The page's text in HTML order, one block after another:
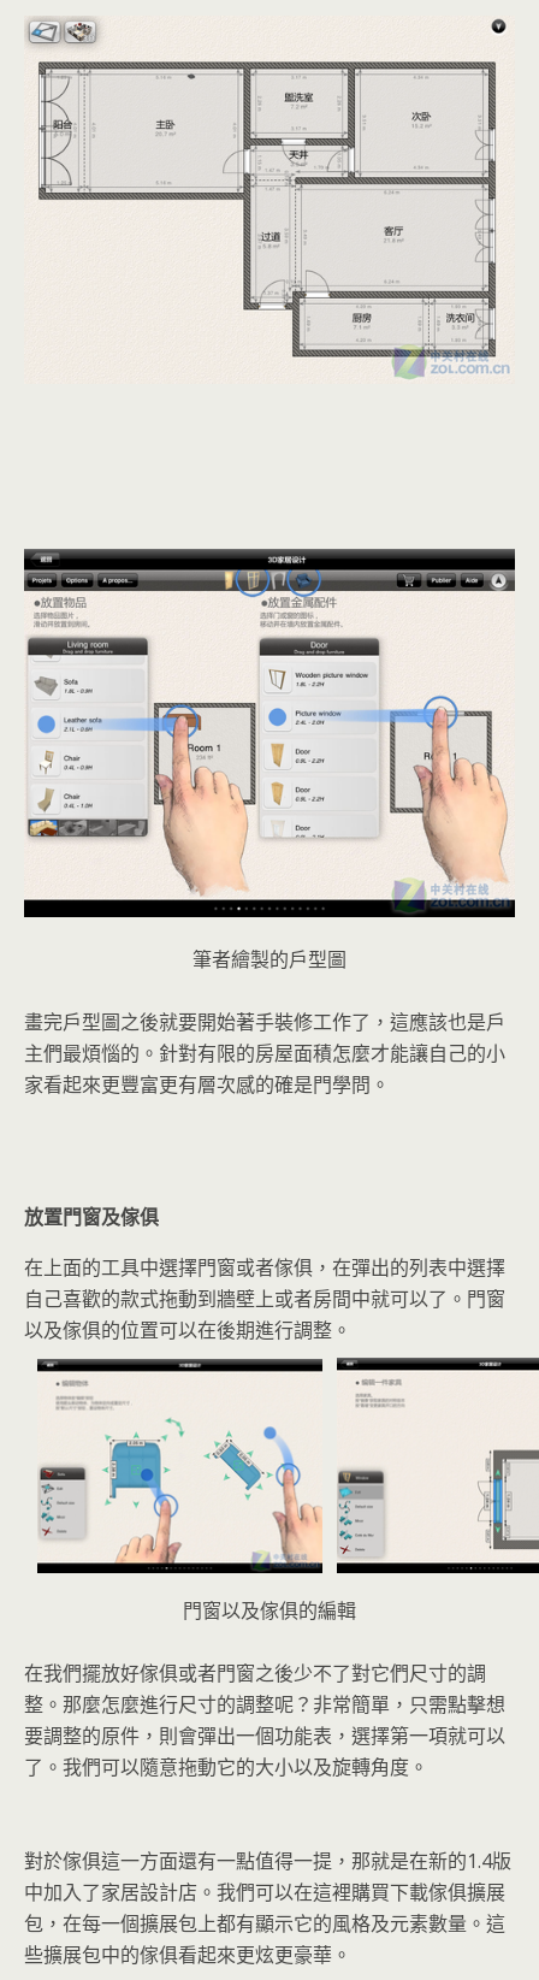
筆者繪製的戶型圖
畫完戶型圖之後就要開始著手裝修工作了，這應該也是戶
主們最煩惱的。針對有限的房屋面積怎麼才能讓自己的小
家看起來更豐富更有層次感的確是門學問。
放置門窗及傢俱
在上面的工具中選擇門窗或者傢俱，在彈出的列表中選擇
自己喜歡的款式拖動到牆壁上或者房間中就可以了。門窗
以及傢俱的位置可以在後期進行調整。
門窗以及傢俱的編輯
在我們擺放好傢俱或者門窗之後少不了對它們尺寸的調
整。那麼怎麼進行尺寸的調整呢？非常簡單，只需點擊想
要調整的原件，則會彈出一個功能表，選擇第一項就可以
了。我們可以隨意拖動它的大小以及旋轉角度。
對於傢俱這一方面還有一點值得一提，那就是在新的1.4版
中加入了家居設計店。我們可以在這裡購買下載傢俱擴展
包，在每一個擴展包上都有顯示它的風格及元素數量。這
些擴展包中的傢俱看起來更炫更豪華。